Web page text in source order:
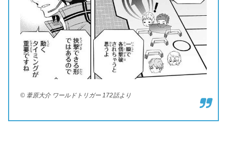
© 葦原大介 ワールドトリガー 172話より